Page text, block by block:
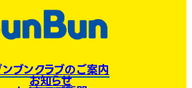
ブンクラブのご案内
お知らせ